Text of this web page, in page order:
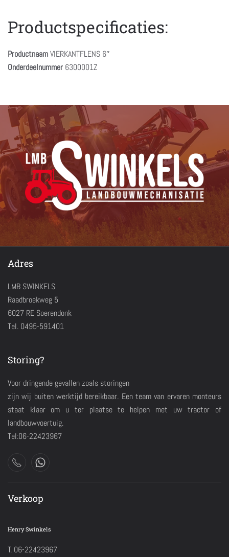
Productspecificaties:
ProductnaamVIERKANTFLENS 6″
Onderdeelnummer 6300001Z
Adres
LMB SWINKELS
Raadbroekweg 5
6027 RE Soerendonk
Tel. 0495-591401
Storing?
Voor dringende gevallen zoals storingen
zijn wij buiten werktijd bereikbaar. Een team van ervaren monteurs
staat klaar om u ter plaatse te helpen met uw tractor of
landbouwvoertuig.
Tel:06-22423967
Verkoop
Henry Swinkels
T. 06-22423967